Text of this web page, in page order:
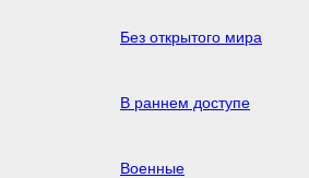
Без открытого мира
В раннем доступе
Военные